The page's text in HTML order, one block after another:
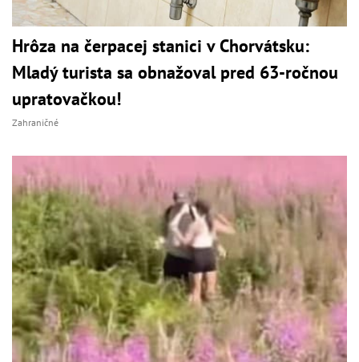
Hrôza na čerpacej stanici v Chorvátsku:
Mladý turista sa obnažoval pred 63-ročnou
upratovačkou!
Zahraničné